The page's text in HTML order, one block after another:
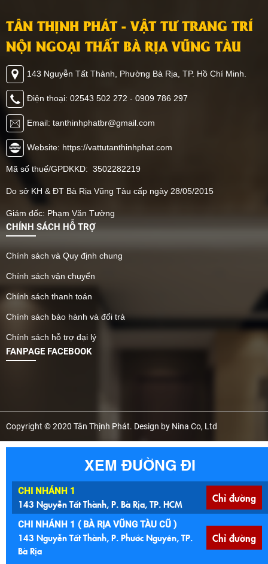
TÂN THỊNH PHÁT - VẬT TƯ TRANG TRÍ
NỘI NGOẠI THẤT BÀ RỊA VŨNG TÀU
143 Nguyễn Tất Thành, Phường Bà Rịa, TP. Hồ Chí Minh.
Điện thoại: 02543 502 272 - 0909 786 297
Email: tanthinhphatbr@gmail.com
Website: https://vattutanthinhphat.com
Mã số thuế/GPDKKD: 3502282219
Do sở KH & ĐT Bà Rịa Vũng Tàu cấp ngày 28/05/2015
Giám đốc: Phạm Văn Tường
CHÍNH SÁCH HỖ TRỢ
Chính sách và Quy định chung
Chính sách vận chuyển
Chính sách thanh toán
Chính sách bảo hành và đổi trả
Chính sách hỗ trợ đại lý
FANPAGE FACEBOOK
Copyright © 2020 Tân Thịnh Phát. Design by Nina Co, Ltd
XEM ĐƯỜNG ĐI
CHI NHÁNH 1
143 Nguyễn Tất Thành, P. Bà Rịa, TP. HCM Chỉ đường
CHI NHÁNH 1 ( BÀ RỊA VŨNG TÀU CŨ )
143 Nguyễn Tất Thành, P. Phước Nguyên, TP.
Bà Rịa
Chỉ đường